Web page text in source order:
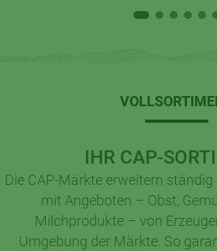
IHR CAP-
Die CAP-Märkte erweitern
mit Angeboten – Obst,
Milchprodukte – von
Umgebung der Märkte. So